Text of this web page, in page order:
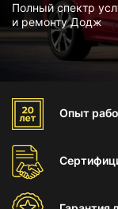
Полный спектр
и ремонту Додж
Опыт